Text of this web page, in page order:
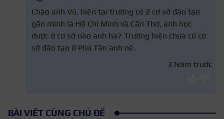
Chào anh Vũ, hiện tại trường có 2 cơ sở đào tạo
gần mình là Hồ Chí Mình và Cần Thơ, anh học
được ở cơ sở nào anh ha? Trường hiện chưa có cơ
sở đào tạo ở Phú Tân anh nè.
3 Năm trước
BÀI VIẾT CÙNG CHỦ ĐỀ